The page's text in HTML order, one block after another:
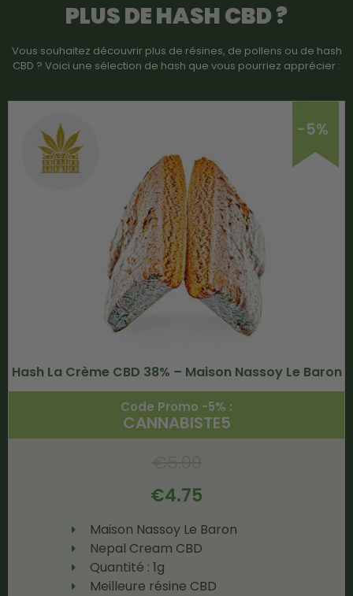
PLUS DE HASH CBD ?
Vous souhaitez découvrir plus de résines, de pollens ou de hash
CBD ? Voici une sélection de hash que vous pourriez apprécier :
-5%
Hash La Crème CBD 38% – Maison Nassoy Le Baron
Code Promo -5% :
CANNABISTE5
€4.75
Maison Nassoy Le Baron
Nepal Cream CBD
Quantité : 1g
Meilleure résine CBD